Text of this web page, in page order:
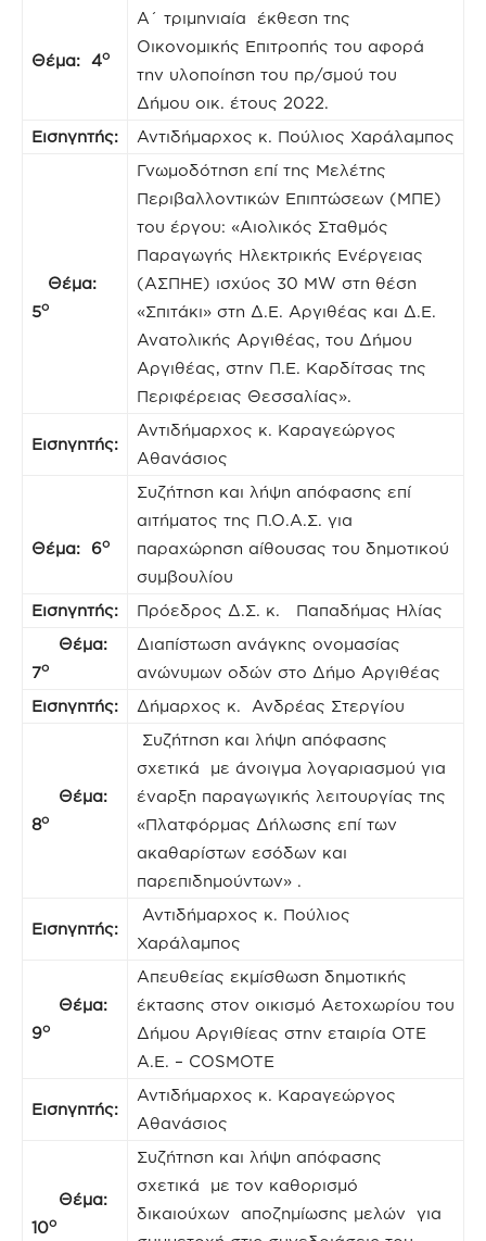
Θέμα: 4ο
Α΄ τριμηνιαία έκθεση της
Οικονομικής Επιτροπής του αφορά
την υλοποίηση του πρ/σμού του
Δήμου οικ. έτους 2022.
Εισηγητής:
Αντιδήμαρχος κ. Πούλιος Χαράλαμπος
Θέμα:
5ο
Γνωμοδότηση επί της Μελέτης
Περιβαλλοντικών Επιπτώσεων (ΜΠΕ)
του έργου: «Αιολικός Σταθμός
Παραγωγής Ηλεκτρικής Ενέργειας
(ΑΣΠΗΕ) ισχύος 30 ΜW στη θέση
«Σπιτάκι» στη Δ.Ε. Αργιθέας και Δ.Ε.
Ανατολικής Αργιθέας, του Δήμου
Αργιθέας, στην Π.Ε. Καρδίτσας της
Περιφέρειας Θεσσαλίας».
Εισηγητής:
Αντιδήμαρχος κ. Καραγεώργος
Αθανάσιος
Θέμα: 6ο
Συζήτηση και λήψη απόφασης επί
αιτήματος της Π.Ο.Α.Σ. για
παραχώρηση αίθουσας του δημοτικού
συμβουλίου
Εισηγητής:
Πρόεδρος Δ.Σ. κ. Παπαδήμας Ηλίας
Θέμα:
7ο
Διαπίστωση ανάγκης ονομασίας
ανώνυμων οδών στο Δήμο Αργιθέας
Εισηγητής:
Δήμαρχος κ. Ανδρέας Στεργίου
Θέμα:
8ο
Συζήτηση και λήψη απόφασης
σχετικά με άνοιγμα λογαριασμού για
έναρξη παραγωγικής λειτουργίας της
«Πλατφόρμας Δήλωσης επί των
ακαθαρίστων εσόδων και
παρεπιδημούντων» .
Εισηγητής:
Αντιδήμαρχος κ. Πούλιος
Χαράλαμπος
Θέμα:
9ο
Απευθείας εκμίσθωση δημοτικής
έκτασης στον οικισμό Αετοχωρίου του
Δήμου Αργιθίεας στην εταιρία ΟΤΕ
Α.Ε. – COSMOTE
Εισηγητής:
Αντιδήμαρχος κ. Καραγεώργος
Αθανάσιος
Θέμα:
10ο
Συζήτηση και λήψη απόφασης
σχετικά με τον καθορισμό
δικαιούχων αποζημίωσης μελών για